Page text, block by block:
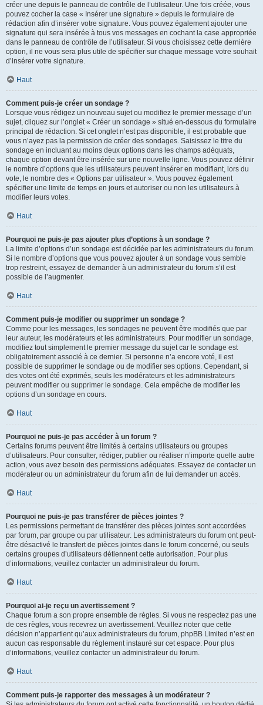
créer une depuis le panneau de contrôle de l’utilisateur. Une fois créée, vous
pouvez cocher la case « Insérer une signature » depuis le formulaire de
rédaction afin d’insérer votre signature. Vous pouvez également ajouter une
signature qui sera insérée à tous vos messages en cochant la case appropriée
dans le panneau de contrôle de l’utilisateur. Si vous choisissez cette dernière
option, il ne vous sera plus utile de spécifier sur chaque message votre souhait
d’insérer votre signature.
Haut
Comment puis-je créer un sondage ?
Lorsque vous rédigez un nouveau sujet ou modifiez le premier message d’un
sujet, cliquez sur l’onglet « Créer un sondage » situé en-dessous du formulaire
principal de rédaction. Si cet onglet n’est pas disponible, il est probable que
vous n’ayez pas la permission de créer des sondages. Saisissez le titre du
sondage en incluant au moins deux options dans les champs adéquats,
chaque option devant être insérée sur une nouvelle ligne. Vous pouvez définir
le nombre d’options que les utilisateurs peuvent insérer en modifiant, lors du
vote, le nombre des « Options par utilisateur ». Vous pouvez également
spécifier une limite de temps en jours et autoriser ou non les utilisateurs à
modifier leurs votes.
Haut
Pourquoi ne puis-je pas ajouter plus d’options à un sondage ?
La limite d’options d’un sondage est décidée par les administrateurs du forum.
Si le nombre d’options que vous pouvez ajouter à un sondage vous semble
trop restreint, essayez de demander à un administrateur du forum s’il est
possible de l’augmenter.
Haut
Comment puis-je modifier ou supprimer un sondage ?
Comme pour les messages, les sondages ne peuvent être modifiés que par
leur auteur, les modérateurs et les administrateurs. Pour modifier un sondage,
modifiez tout simplement le premier message du sujet car le sondage est
obligatoirement associé à ce dernier. Si personne n’a encore voté, il est
possible de supprimer le sondage ou de modifier ses options. Cependant, si
des votes ont été exprimés, seuls les modérateurs et les administrateurs
peuvent modifier ou supprimer le sondage. Cela empêche de modifier les
options d’un sondage en cours.
Haut
Pourquoi ne puis-je pas accéder à un forum ?
Certains forums peuvent être limités à certains utilisateurs ou groupes
d’utilisateurs. Pour consulter, rédiger, publier ou réaliser n’importe quelle autre
action, vous avez besoin des permissions adéquates. Essayez de contacter un
modérateur ou un administrateur du forum afin de lui demander un accès.
Haut
Pourquoi ne puis-je pas transférer de pièces jointes ?
Les permissions permettant de transférer des pièces jointes sont accordées
par forum, par groupe ou par utilisateur. Les administrateurs du forum ont peut-
être désactivé le transfert de pièces jointes dans le forum concerné, ou seuls
certains groupes d’utilisateurs détiennent cette autorisation. Pour plus
d’informations, veuillez contacter un administrateur du forum.
Haut
Pourquoi ai-je reçu un avertissement ?
Chaque forum a son propre ensemble de règles. Si vous ne respectez pas une
de ces règles, vous recevrez un avertissement. Veuillez noter que cette
décision n’appartient qu’aux administrateurs du forum, phpBB Limited n’est en
aucun cas responsable du règlement instauré sur cet espace. Pour plus
d’informations, veuillez contacter un administrateur du forum.
Haut
Comment puis-je rapporter des messages à un modérateur ?